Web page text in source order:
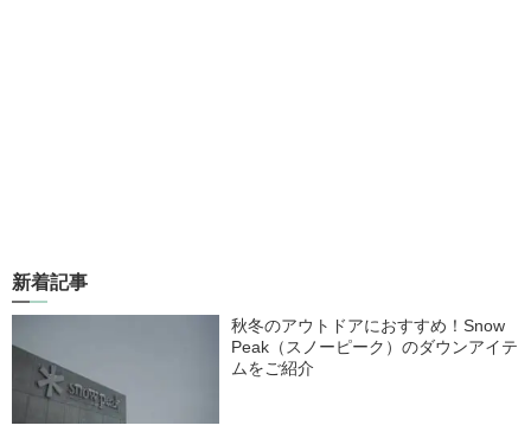
新着記事
秋冬のアウトドアにおすすめ！Snow
Peak（スノーピーク）のダウンアイテ
ムをご紹介